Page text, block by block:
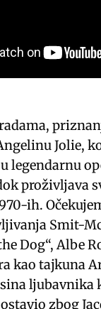
Jolie,
legendarnu
proživljava
ih.
Smit-
Dog“, Albe
kao tajkuna
ljubavnika
zbog